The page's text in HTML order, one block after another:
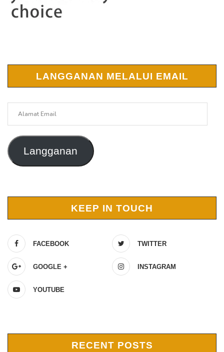
LANGGANAN MELALUI EMAIL
Langganan
KEEP IN TOUCH
FACEBOOK TWITTER
GOOGLE + INSTAGRAM
YOUTUBE
RECENT POSTS